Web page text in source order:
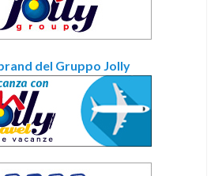
del Gruppo Jolly